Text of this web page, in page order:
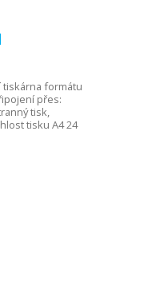
formátu
přes:
tisk,
tisku A4 24